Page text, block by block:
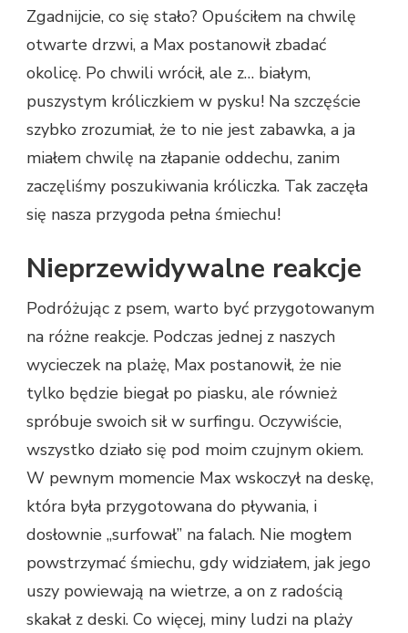
Zgadnijcie, co się stało? Opuściłem na chwilę
otwarte drzwi, a Max postanowił zbadać
okolicę. Po chwili wrócił, ale z… białym,
puszystym króliczkiem w pysku! Na szczęście
szybko zrozumiał, że to nie jest zabawka, a ja
miałem chwilę na złapanie oddechu, zanim
zaczęliśmy poszukiwania króliczka. Tak zaczęła
się nasza przygoda pełna śmiechu!
Nieprzewidywalne reakcje
Podróżując z psem, warto być przygotowanym
na różne reakcje. Podczas jednej z naszych
wycieczek na plażę, Max postanowił, że nie
tylko będzie biegał po piasku, ale również
spróbuje swoich sił w surfingu. Oczywiście,
wszystko działo się pod moim czujnym okiem.
W pewnym momencie Max wskoczył na deskę,
która była przygotowana do pływania, i
dosłownie „surfował” na falach. Nie mogłem
powstrzymać śmiechu, gdy widziałem, jak jego
uszy powiewają na wietrze, a on z radością
skakał z deski. Co więcej, miny ludzi na plaży